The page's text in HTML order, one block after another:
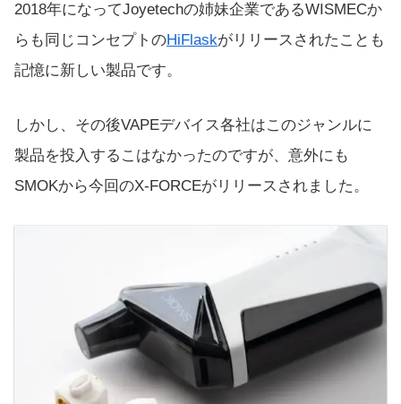
2018年になってJoyetechの姉妹企業であるWISMECか
らも同じコンセプトのHiFlaskがリリースされたことも
記憶に新しい製品です。
しかし、その後VAPEデバイス各社はこのジャンルに
製品を投入するこはなかったのですが、意外にも
SMOKから今回のX-FORCEがリリースされました。